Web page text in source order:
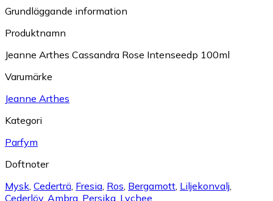
Grundläggande information
Produktnamn
Jeanne Arthes Cassandra Rose Intenseedp 100ml
Varumärke
Jeanne Arthes
Kategori
Parfym
Doftnoter
Mysk, Cederträ, Fresia, Ros, Bergamott, Liljekonvalj,
Cederlöv, Ambra, Persika, Lychee